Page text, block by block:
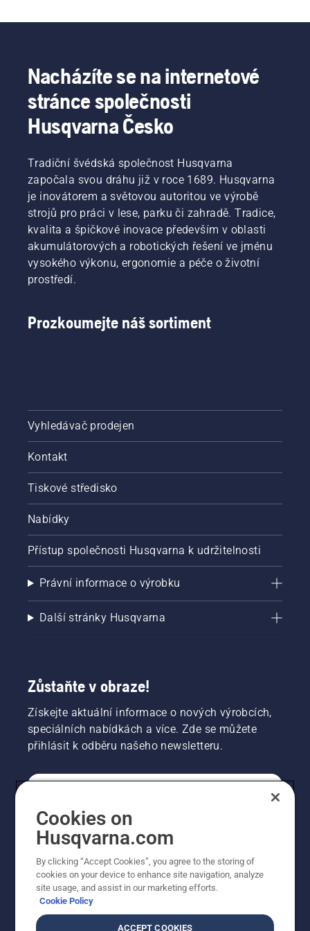
aniž by
vůbec
S těmito
otázkami
jsme se
na
jednoho
z největších
odborníků
v této
oblasti.
trávník
co
nejlépe
ochránit,
aby
mrazy
a byl
v co
nejlepší
kondici,
až opět
přijde
teplé
Simeonem
Friends
vám
aby byl
připraven
se
dává
základní
trávníky
na celém
světě
připravené
na
zápasy
na
Nacházíte se na internetové
stránce společnosti
Husqvarna Česko
Tradiční švédská společnost Husqvarna
započala svou dráhu již v roce 1689. Husqvarna
je inovátorem a světovou autoritou ve výrobě
strojů pro práci v lese, parku či zahradě. Tradice,
kvalita a špičkové inovace především v oblasti
akumulátorových a robotických řešení ve jménu
vysokého výkonu, ergonomie a péče o životní
prostředí.
Prozkoumejte náš sortiment
Vyhledávač prodejen
Kontakt
Tiskové středisko
Nabídky
Přístup společnosti Husqvarna k udržitelnosti
Právní informace o výrobku
Další stránky Husqvarna
Zůstaňte v obraze!
Získejte aktuální informace o nových výrobcích,
speciálních nabídkách a více. Zde se můžete
přihlásit k odběru našeho newsletteru.
PROFESIONÁLNÍ
Cookies on
Husqvarna.com
By clicking “Accept Cookies”, you agree to the storing of
cookies on your device to enhance site navigation, analyze
site usage, and assist in our marketing efforts.
Cookie Policy
ACCEPT COOKIES